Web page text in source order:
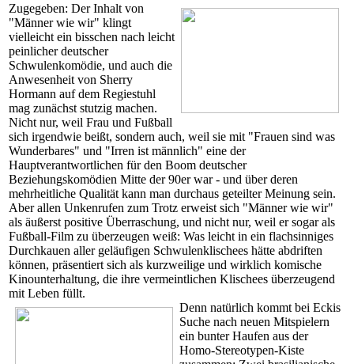
Zugegeben: Der Inhalt von
"Männer wie wir" klingt
vielleicht ein bisschen nach leicht
peinlicher deutscher
Schwulenkomödie, und auch die
Anwesenheit von Sherry
Hormann auf dem Regiestuhl
mag zunächst stutzig machen.
Nicht nur, weil Frau und Fußball
sich irgendwie beißt, sondern auch, weil sie mit "Frauen sind was
Wunderbares" und "Irren ist männlich" eine der
Hauptverantwortlichen für den Boom deutscher
Beziehungskomödien Mitte der 90er war - und über deren
mehrheitliche Qualität kann man durchaus geteilter Meinung sein.
Aber allen Unkenrufen zum Trotz erweist sich "Männer wie wir"
als äußerst positive Überraschung, und nicht nur, weil er sogar als
Fußball-Film zu überzeugen weiß: Was leicht in ein flachsinniges
Durchkauen aller geläufigen Schwulenklischees hätte abdriften
können, präsentiert sich als kurzweilige und wirklich komische
Kinounterhaltung, die ihre vermeintlichen Klischees überzeugend
mit Leben füllt.
Denn natürlich kommt bei Eckis
Suche nach neuen Mitspielern
ein bunter Haufen aus der
Homo-Stereotypen-Kiste